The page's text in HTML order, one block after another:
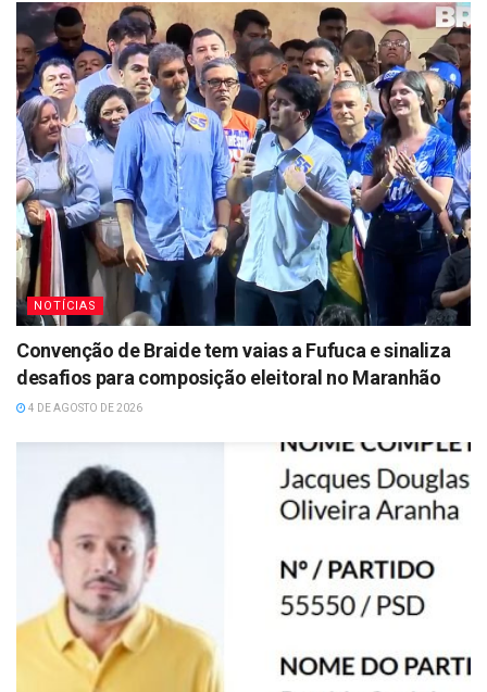
NOTÍCIAS
Convenção de Braide tem vaias a Fufuca e sinaliza
desafios para composição eleitoral no Maranhão
4 DE AGOSTO DE 2026